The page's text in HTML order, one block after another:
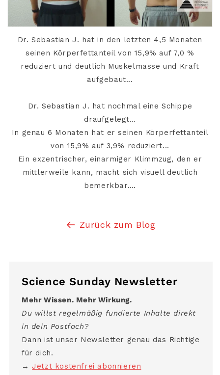
Dr. Sebastian J. hat in den letzten 4,5 Monaten
seinen Körperfettanteil von 15,9% auf 7,0 %
reduziert und deutlich Muskelmasse und Kraft
aufgebaut...
Dr. Sebastian J. hat nochmal eine Schippe
draufgelegt…
In genau 6 Monaten hat er seinen Körperfettanteil
von 15,9% auf 3,9% reduziert...
Ein exzentrischer, einarmiger Klimmzug, den er
mittlerweile kann, macht sich visuell deutlich
bemerkbar….
Zurück zum Blog
Science Sunday Newsletter
Mehr Wissen. Mehr Wirkung.
Du willst regelmäßig fundierte Inhalte direkt
in dein Postfach?
Dann ist unser Newsletter genau das Richtige
für dich.
→Jetzt kostenfrei abonnieren